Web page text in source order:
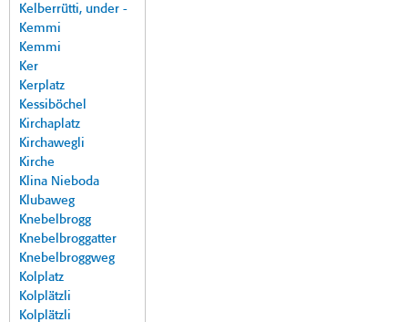
Kelberrütti, under -
Kemmi
Kemmi
Ker
Kerplatz
Kessiböchel
Kirchaplatz
Kirchawegli
Kirche
Klina Nieboda
Klubaweg
Knebelbrogg
Knebelbroggatter
Knebelbroggweg
Kolplatz
Kolplätzli
Kolplätzli